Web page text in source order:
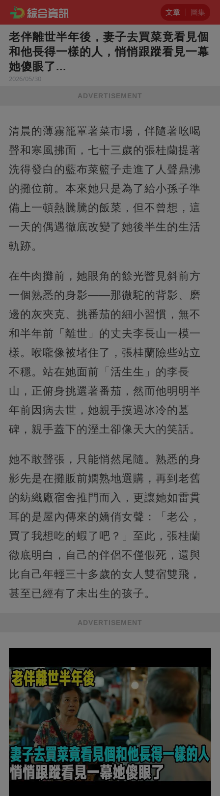
文章 圖集
老伴離世半年後，妻子去買菜竟看見個
和他長得一樣的人，悄悄跟蹤看見一幕
她傻眼了...
2026/05/30
ADVERTISEMENT
清晨的薄霧籠罩著菜市場，伴隨著吆喝
聲和寒風拂面，七十三歲的張桂蘭提著
洗得發白的藍布菜籃子走進了人聲鼎沸
的攤位前。本來她只是為了給小孫子準
備上一頓熱騰騰的飯菜，但不曾想，這
一天的偶遇徹底改變了她後半生的生活
軌跡。
在牛肉攤前，她眼角的餘光瞥見斜前方
一個熟悉的身影——那微駝的背影、磨
邊的灰夾克、挑番茄的細小習慣，無不
和半年前「離世」的丈夫李長山一模一
樣。喉嚨像被堵住了，張桂蘭險些站立
不穩。站在她面前「活生生」的李長
山，正俯身挑選著番茄，然而他明明半
年前因病去世，她親手摸過冰冷的墓
碑，親手蓋下的溼土卻像天大的笑話。
她不敢聲張，只能悄然尾隨。熟悉的身
影先是在攤販前嫻熟地選購，再到老舊
的紡織廠宿舍推門而入，更讓她如雷貫
耳的是屋內傳來的嬌俏女聲：「老公，
買了我想吃的蝦了吧？」至此，張桂蘭
徹底明白，自己的伴侶不僅假死，還與
比自己年輕三十多歲的女人雙宿雙飛，
甚至已經有了未出生的孩子。
ADVERTISEMENT